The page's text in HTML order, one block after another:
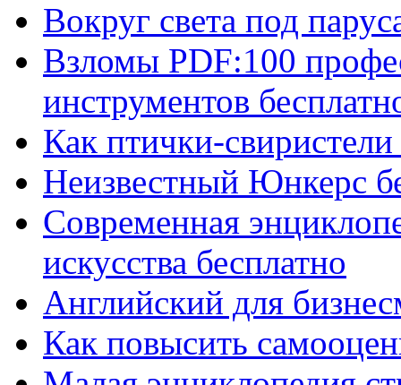
Вокруг света под
Взломы PDF:100
инструментов
Как птички-свиристели
Неизвестный Юнкерс
Современная
искусства бесплатно
Английский для
Как повысить